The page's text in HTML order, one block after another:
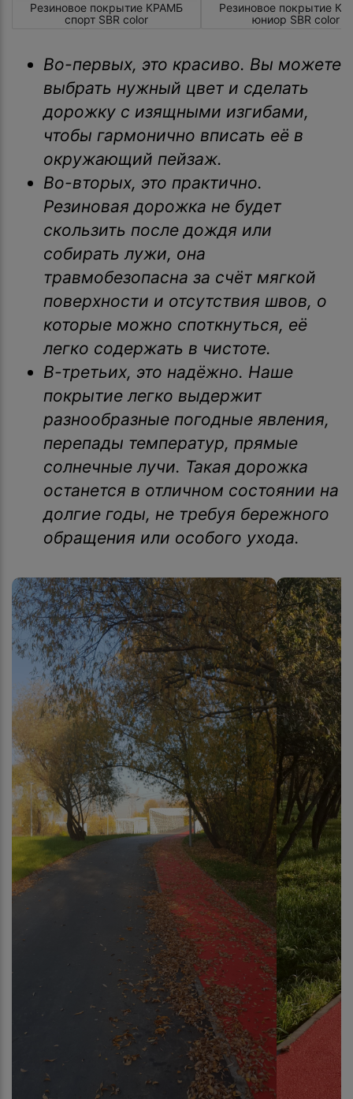
Резиновое покрытие КРАМБ
спорт SBR color
Резиновое покрытие
юниор SBR color
Во-первых, это красиво. Вы можете
выбрать нужный цвет и сделать
дорожку с изящными изгибами,
чтобы гармонично вписать её в
окружающий пейзаж.
Во-вторых, это практично.
Резиновая дорожка не будет
скользить после дождя или
собирать лужи, она
травмобезопасна за счёт мягкой
поверхности и отсутствия швов, о
которые можно споткнуться, её
легко содержать в чистоте.
В-третьих, это надёжно. Наше
покрытие легко выдержит
разнообразные погодные явления,
перепады температур, прямые
солнечные лучи. Такая дорожка
останется в отличном состоянии на
долгие годы, не требуя бережного
обращения или особого ухода.